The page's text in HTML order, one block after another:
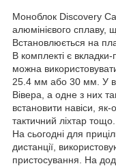
Моноблок Discovery
алюмінієвого сплаву,
Встановлюється на
В комплекті є
можна
25.4 мм або 30 мм. У
Вівера, а одне з них
встановити навіси, як-
тактичний ліхтар тощо.
На сьогодні для
дистанції,
пристосування. На